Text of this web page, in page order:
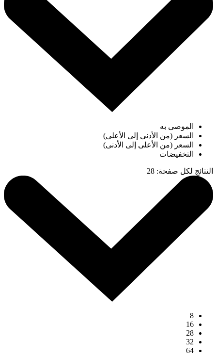
الموصى به
السعر (من الأدنى إلى الأعلى)
السعر (من الأعلى إلى الأدنى)
التخفيضات
النتائج لكل صفحة:
28
8
16
28
32
64